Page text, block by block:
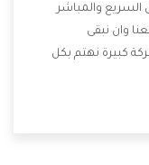
السريع والمباشر
وان نبقى
كبيرة نهتم بكل
تكون من أهم